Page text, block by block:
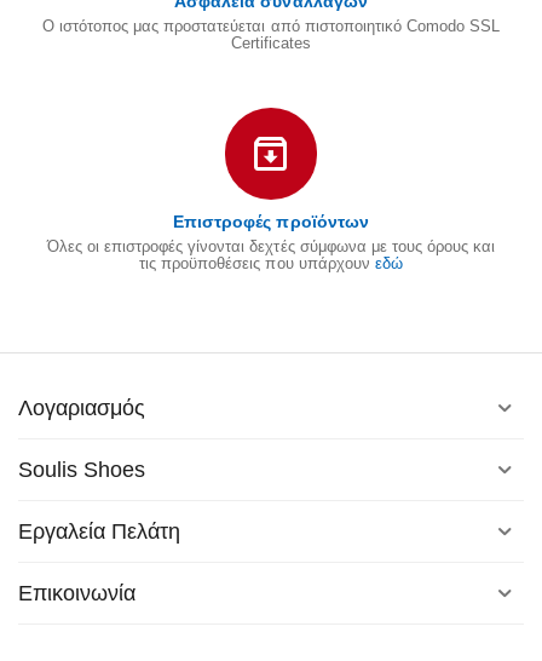
Ο ιστότοπος μας προστατεύεται από πιστοποιητικό Comodo SSL
Certificates
Επιστροφές προϊόντων
Όλες οι επιστροφές γίνονται δεχτές σύμφωνα με τους όρους και
τις προϋποθέσεις που υπάρχουν εδώ
Λογαριασμός
Soulis Shoes
Εργαλεία Πελάτη
Επικοινωνία